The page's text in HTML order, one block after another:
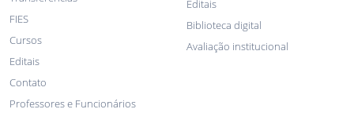
FIES
Cursos
Editais
Contato
Professores e Funcionários
Editais
Biblioteca digital
Avaliação institucional